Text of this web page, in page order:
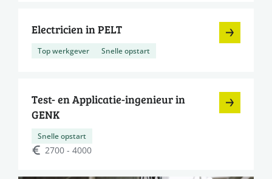
Electricien in PELT
Top werkgever Snelle opstart
Test- en Applicatie-ingenieur in
GENK
Snelle opstart
2700 - 4000